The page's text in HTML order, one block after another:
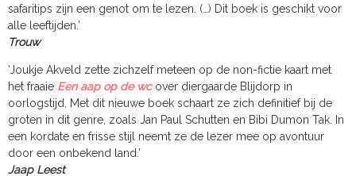
safaritips zijn een genot om te lezen. (…) Dit boek is geschikt voor
alle leeftijden.’
Trouw
‘Joukje Akveld zette zichzelf meteen op de non-fictie kaart met
het fraaie Een aap op de wc over diergaarde Blijdorp in
oorlogstijd. Met dit nieuwe boek schaart ze zich definitief bij de
groten in dit genre, zoals Jan Paul Schutten en Bibi Dumon Tak. In
een kordate en frisse stijl neemt ze de lezer mee op avontuur
door een onbekend land.’
Jaap Leest